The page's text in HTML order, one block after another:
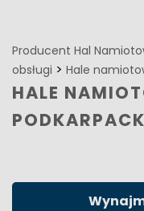
Producent Hal
obsługi > Hale
HALE